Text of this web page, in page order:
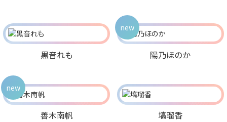
黒音れも 陽乃ほのか
new
善木南帆
new
塙瑠香